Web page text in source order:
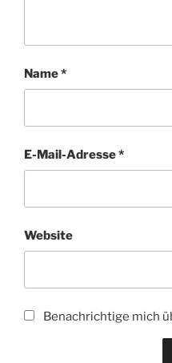
Name*
E-Mail-Adresse*
Website
Benachrichtige mich